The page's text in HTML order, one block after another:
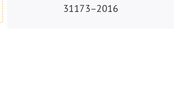
31173–2016